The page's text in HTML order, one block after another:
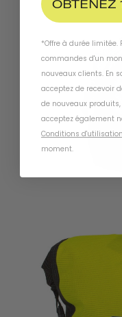
OBTENEZ
*Offre à durée
commandes d'un
nouveaux clients. En
acceptez de recevoir
de nouveaux
acceptez également
Conditions d'utilisation
moment.